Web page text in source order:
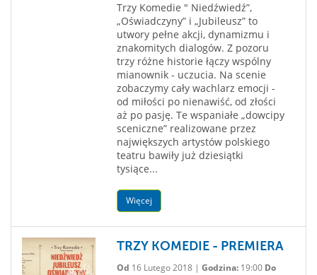
Trzy Komedie " Niedźwiedź”,
„Oświadczyny” i „Jubileusz” to
utwory pełne akcji, dynamizmu i
znakomitych dialogów. Z pozoru
trzy różne historie łączy wspólny
mianownik - uczucia. Na scenie
zobaczymy cały wachlarz emocji -
od miłości po nienawiść, od złości
aż po pasję. Te wspaniałe „dowcipy
sceniczne” realizowane przez
największych artystów polskiego
teatru bawiły już dziesiątki
tysiące...
Więcej
TRZY KOMEDIE - PREMIERA
Od 16 Lutego 2018 | Godzina:19:00 Do